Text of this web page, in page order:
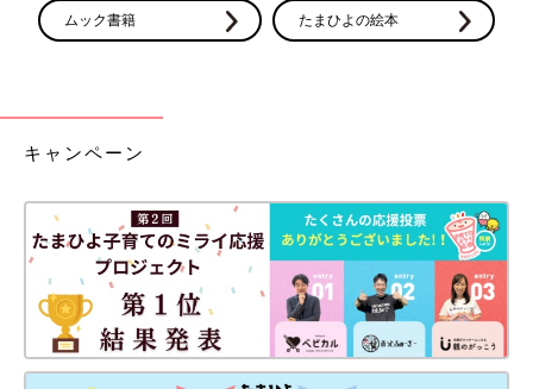
――0才のときの育児を振り返って、楽しかったことを教えてく
まぼさん（以下敬称略） 絵本の読み聞かせが好きでした。最初
はただ時間を持て余したときに、延々と読んでいるだけだったの
ですが、しだいに息子も絵を目で追うようになり、笑うようにな
り、興奮して手をたたくようになり…。
11カ月くらいのころには、自分で本棚のところまで行き、読みた
い本をリクエストしてくれるようになりました。
ムック書籍 たまひよの絵本
キャンペーン